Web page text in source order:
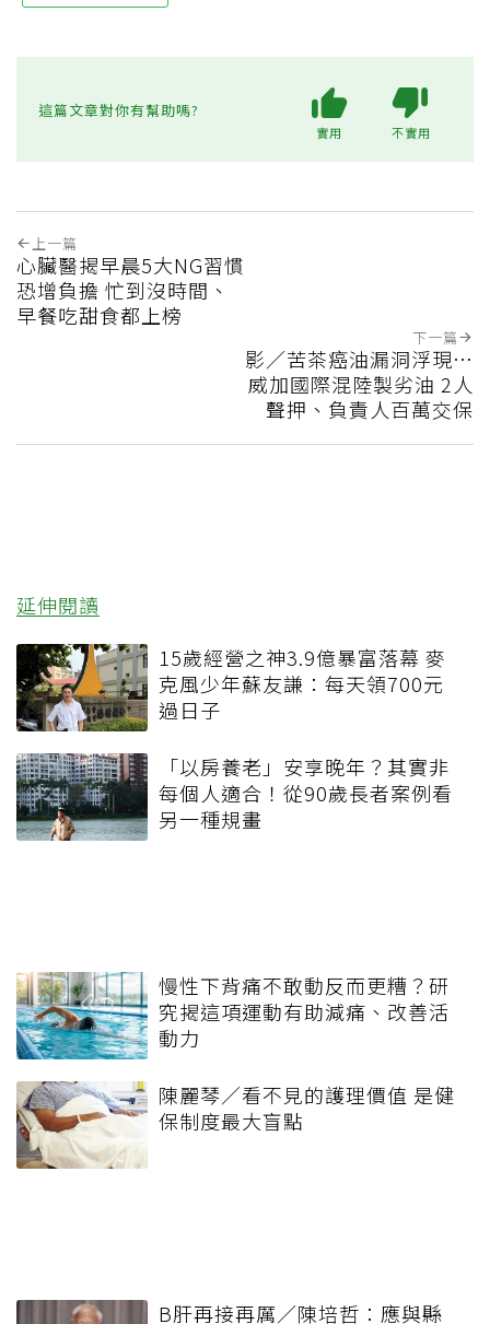
這篇文章對你有幫助嗎?
實用 不實用
上一篇
心臟醫揭早晨5大NG習慣
恐增負擔 忙到沒時間、
早餐吃甜食都上榜
下一篇
影／苦茶癌油漏洞浮現…
威加國際混陸製劣油 2人
聲押、負責人百萬交保
延伸閱讀
15歲經營之神3.9億暴富落幕 麥
克風少年蘇友謙：每天領700元
過日子
「以房養老」安享晚年？其實非
每個人適合！從90歲長者案例看
另一種規畫
慢性下背痛不敢動反而更糟？研
究揭這項運動有助減痛、改善活
動力
陳麗琴／看不見的護理價值 是健
保制度最大盲點
B肝再接再厲／陳培哲：應與縣